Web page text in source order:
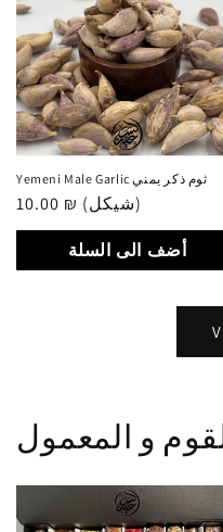
Yemeni Male Garlic ثوم ذكر يمني
Regular
price
10.00 ₪ (شيكل)
أضف الى السلة
و المعمول